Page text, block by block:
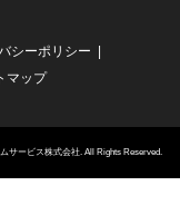
シーポリシー
マップ
サービス株式会社. All Rights Reserved.